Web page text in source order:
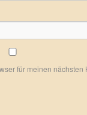
für meinen nächsten